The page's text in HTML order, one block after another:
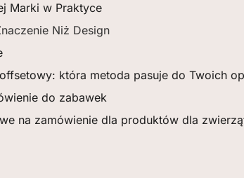
Marki w Praktyce
Niż Design
która metoda pasuje do Twoich
do zabawek
na zamówienie dla produktów dla